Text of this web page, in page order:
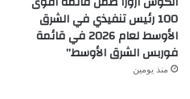
100 رئيس تنفيذي في الشرق
الأوسط لعام 2026 في قائمة
فوربس الشرق الأوسط”
منذ يومين